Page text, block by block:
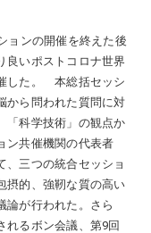
ョンの開催を終えた後
良いポストコロナ世界
した。 本総括セッシ
から問われた質問に対
「科学技術」の観点か
ン共催機関の代表者
三つの統合セッショ
摂的、強靭な質の高い
論が行われた。さら
れるボン会議、第9回